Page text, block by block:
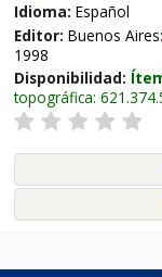
Idioma: Español
Editor: Buenos Aires:
1998
Disponibilidad:
topográfica: